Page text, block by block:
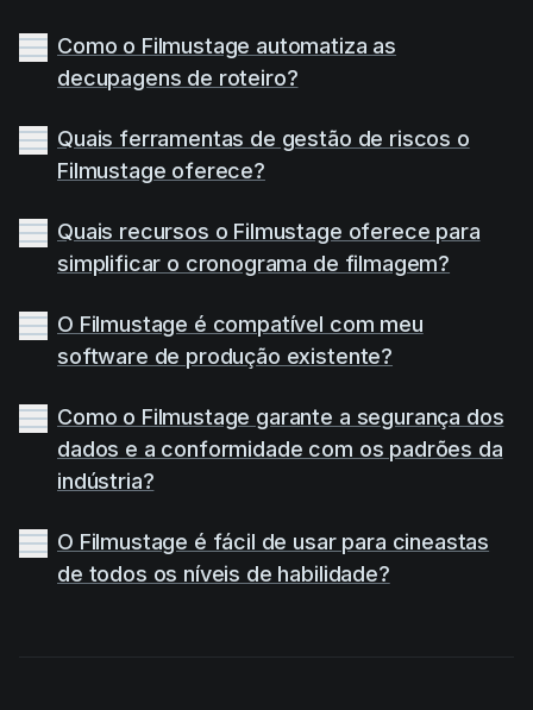
Como o Filmustage automatiza as
decupagens de roteiro?
Quais ferramentas de gestão de riscos o
Filmustage oferece?
Quais recursos o Filmustage oferece para
simplificar o cronograma de filmagem?
O Filmustage é compatível com meu
software de produção existente?
Como o Filmustage garante a segurança dos
dados e a conformidade com os padrões da
indústria?
O Filmustage é fácil de usar para cineastas
de todos os níveis de habilidade?